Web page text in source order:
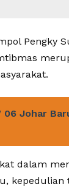
Pengky
06 Johar
dalam